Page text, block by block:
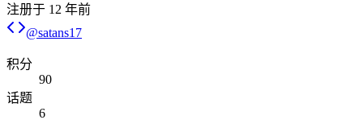
注册于 12 年前
@satans17
积分
90
话题
6